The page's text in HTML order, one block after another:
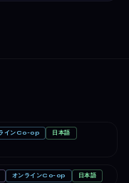
インCo-op 日本語
PC
ゃカメレオン
オンラインCo-op 日本語